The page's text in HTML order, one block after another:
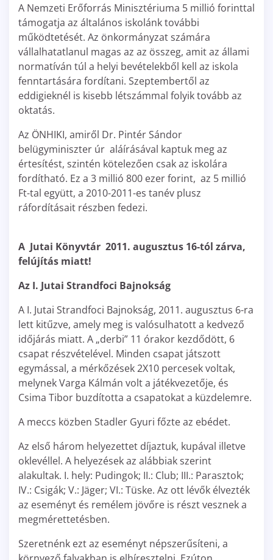
A Nemzeti Erőforrás Minisztériuma 5 millió forinttal
támogatja az általános iskolánk további
működtetését. Az önkormányzat számára
vállalhatatlanul magas az az összeg, amit az állami
normatíván túl a helyi bevételekből kell az iskola
fenntartására fordítani. Szeptembertől az
eddigieknél is kisebb létszámmal folyik tovább az
oktatás.
Az ÖNHIKI, amiről Dr. Pintér Sándor
belügyminiszter úr aláírásával kaptuk meg az
értesítést, szintén kötelezően csak az iskolára
fordítható. Ez a 3 millió 800 ezer forint, az 5 millió
Ft-tal együtt, a 2010-2011-es tanév plusz
ráfordításait részben fedezi.
A Jutai Könyvtár 2011. augusztus 16-tól zárva,
felújítás miatt!
Az I. Jutai Strandfoci Bajnokság
A I. Jutai Strandfoci Bajnokság, 2011. augusztus 6-ra
lett kitűzve, amely meg is valósulhatott a kedvező
időjárás miatt. A „derbi” 11 órakor kezdődött, 6
csapat részvételével. Minden csapat játszott
egymással, a mérkőzések 2X10 percesek voltak,
melynek Varga Kálmán volt a játékvezetője, és
Csima Tibor buzdította a csapatokat a küzdelemre.
A meccs közben Stadler Gyuri főzte az ebédet.
Az első három helyezettet díjaztuk, kupával illetve
oklevéllel. A helyezések az alábbiak szerint
alakultak. I. hely: Pudingok; II.: Club; III.: Parasztok;
IV.: Csigák; V.: Jäger; VI.: Tüske. Az ott lévők élvezték
az eseményt és remélem jövőre is részt vesznek a
megmérettetésben.
Szeretnénk ezt az eseményt népszerűsíteni, a